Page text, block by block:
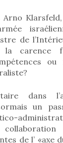
Arno
de
la carence
ou
dans
un
de l’ «axe